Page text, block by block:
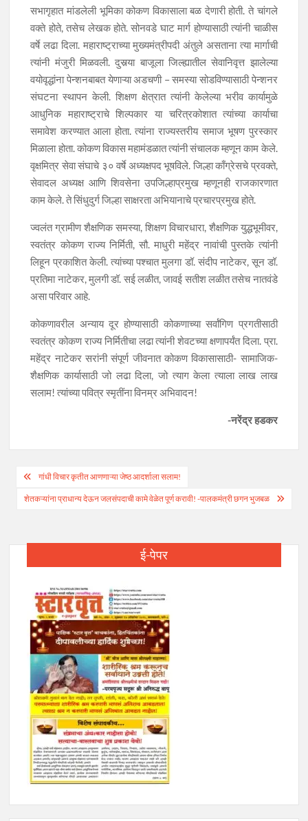
सभागृहात मांडलेली भूमिका कोकण विकासाला बळ देणारी होती. ते चांगले
वक्ते होते, तसेच लेखक होते. सोनवडे घाट मार्ग होण्यासाठी त्यांनी चाळीस
वर्षे लढा दिला. महाराष्ट्राच्या मुख्यमंत्रीपदी अंतुले असताना त्या मार्गाची
त्यांनी मंजुरी मिळवली. दुसर्‍या बाजूला जिल्ह्यातील सेवानिवृत्त झालेल्या
वयोवृद्धांना पेन्शनबाबत येणाऱ्या अडचणी – समस्या सोडविण्यासाठी पेन्शनर
संघटना स्थापन केली. शिक्षण क्षेत्रात त्यांनी केलेल्या भरीव कार्यामुळे
आधुनिक महाराष्ट्राचे शिल्पकार या चरित्रकोशात त्यांच्या कार्याचा
समावेश करण्यात आला होता. त्यांना राज्यस्तरीय समाज भूषण पुरस्कार
मिळाला होता. कोकण विकास महामंडळात त्यांनी संचालक म्हणून काम केले.
वृक्षमित्र सेवा संघाचे ३० वर्षे अध्यक्षपद भूषविले. जिल्हा काँग्रेसचे प्रवक्ते,
सेवादल अध्यक्ष आणि शिवसेना उपजिल्हाप्रमुख म्हणूनही राजकारणात
काम केले. ते सिंधुदुर्ग जिल्हा साक्षरता अभियानाचे प्रचारप्रमुख होते.
ज्वलंत ग्रामीण शैक्षणिक समस्या, शिक्षण विचारधारा, शैक्षणिक युद्धभूमीवर,
स्वतंत्र कोकण राज्य निर्मिती, सौ. माधुरी महेंद्र नावांची पुस्तके त्यांनी
लिहून प्रकाशित केली. त्यांच्या पश्चात मुलगा डॉ. संदीप नाटेकर, सून डॉ.
प्रतिमा नाटेकर, मुलगी डॉ. सई लळीत, जावई सतीश लळीत तसेच नातवंडे
असा परिवार आहे.
कोकणावरील अन्याय दूर होण्यासाठी कोकणाच्या सर्वांगिण प्रगतीसाठी
स्वतंत्र कोकण राज्य निर्मितीचा लढा त्यांनी शेवटच्या क्षणापर्यंत दिला. प्रा.
महेंद्र नाटेकर सरांनी संपूर्ण जीवनात कोकण विकासासाठी- सामाजिक-
शैक्षणिक कार्यासाठी जो लढा दिला, जो त्याग केला त्याला लाख लाख
सलाम! त्यांच्या पवित्र स्मृतींना विनम्र अभिवादन!
-नरेंद्र हडकर
Post
navigation
गांधी विचार कृतीत आणणाऱ्या जेष्ठ आदर्शाला सलाम!
शेतकऱ्यांना प्राधान्य देऊन जलसंपदाची कामे वेळेत पूर्ण करावी! -पालकमंत्री छगन भुजबळ
ई-पेपर